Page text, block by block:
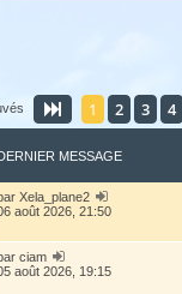
Page sur20
1 2 3 4
MESSAGE
Xela_plane2
août 2026, 21:50
ciam
août 2026, 19:15